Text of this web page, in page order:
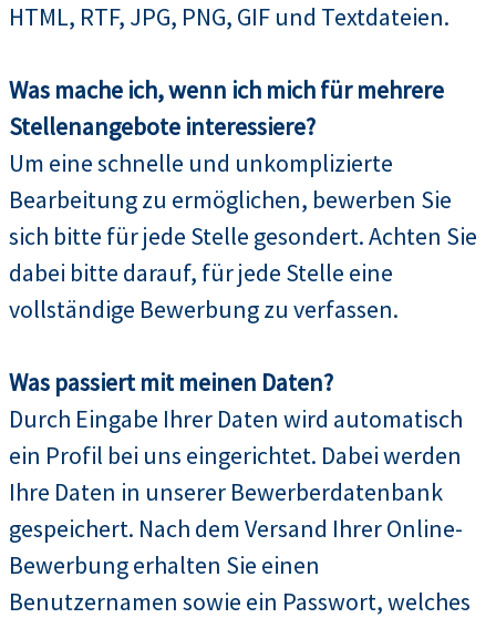
HTML, RTF, JPG, PNG, GIF und Textdateien.
Was mache ich, wenn ich mich für mehrere
Stellenangebote interessiere?
Um eine schnelle und unkomplizierte
Bearbeitung zu ermöglichen, bewerben Sie
sich bitte für jede Stelle gesondert. Achten Sie
dabei bitte darauf, für jede Stelle eine
vollständige Bewerbung zu verfassen.
Was passiert mit meinen Daten?
Durch Eingabe Ihrer Daten wird automatisch
ein Profil bei uns eingerichtet. Dabei werden
Ihre Daten in unserer Bewerberdatenbank
gespeichert. Nach dem Versand Ihrer Online-
Bewerbung erhalten Sie einen
Benutzernamen sowie ein Passwort, welches